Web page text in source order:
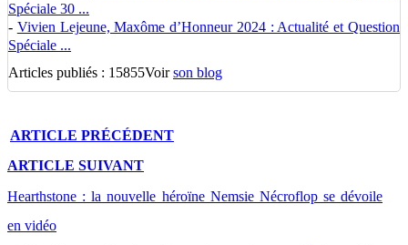
Spéciale 30 ...
- Vivien Lejeune, Maxôme d’Honneur 2024 : Actualité et Question
Spéciale ...
Articles publiés : 15855Voirson blog
ARTICLE PRÉCÉDENT
ARTICLE SUIVANT
Hearthstone : la nouvelle héroïne Nemsie Nécroflop se dévoile
en vidéo